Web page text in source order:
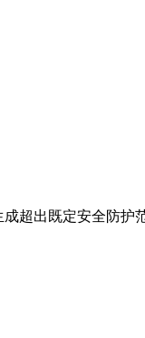
超出既定安全防护